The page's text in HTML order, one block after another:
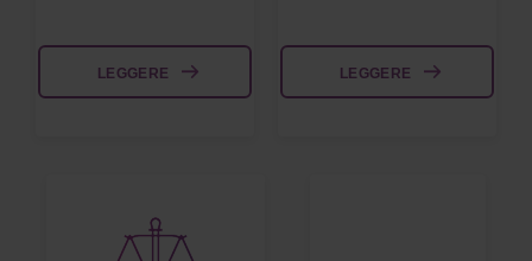
LEGGERE LEGGERE